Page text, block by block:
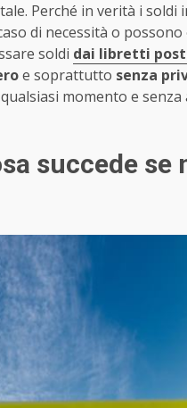
Perché in verità i soldi
di necessità o
soldi dai libretti
e soprattutto senza
momento e
succede se